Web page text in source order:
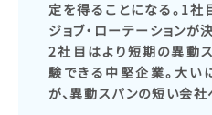
定を得ることになる。1社
ジョブ・ローテーションが
2社目はより短期の異動
験できる中堅企業。大い
が、異動スパンの短い会